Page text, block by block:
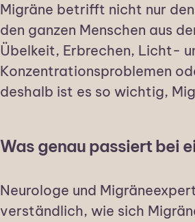
Migräne betrifft nicht nur
den ganzen Menschen aus
Übelkeit, Erbrechen, Licht-
Konzentrationsproblemen
deshalb ist es so wichtig,
Was genau passiert bei
Neurologe und
verständlich, wie sich